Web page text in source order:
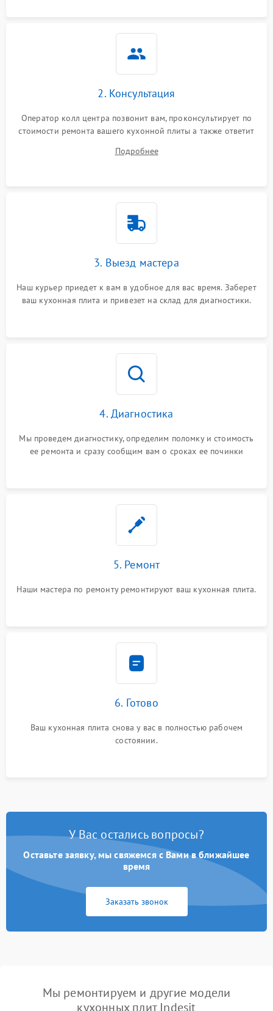
2. Консультация
Оператор колл центра позвонит вам, проконсультирует по
стоимости ремонта вашего кухонной плиты а также ответит
Подробнее
3. Выезд мастера
Наш курьер приедет к вам в удобное для вас время. Заберет
ваш кухонная плита и привезет на склад для диагностики.
4. Диагностика
Мы проведем диагностику, определим поломку и стоимость
ее ремонта и сразу сообщим вам о сроках ее починки
5. Ремонт
Наши мастера по ремонту ремонтируют ваш кухонная плита.
6. Готово
Ваш кухонная плита снова у вас в полностью рабочем
состоянии.
У Вас остались вопросы?
Оставьте заявку, мы свяжемся с Вами в ближайшее
время
Заказать звонок
Мы ремонтируем и другие модели
кухонных плит Indesit